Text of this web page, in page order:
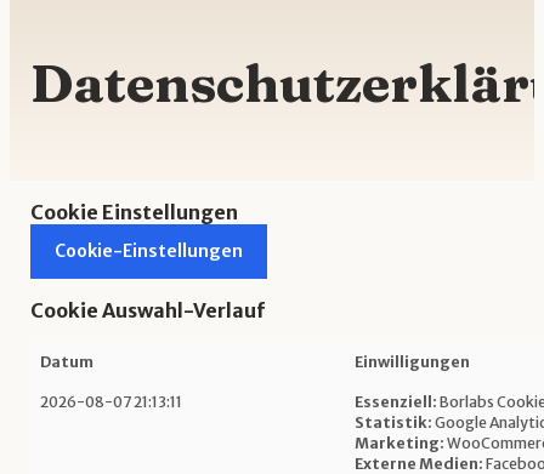
Cookie Einstellungen
Cookie-Einstellungen
Cookie Auswahl-Verlauf
Datum Einwilligungen
2026-08-07 21:13:11 Essenziell :Borlabs
Statistik:Google
Marketing:
Externe Medien: